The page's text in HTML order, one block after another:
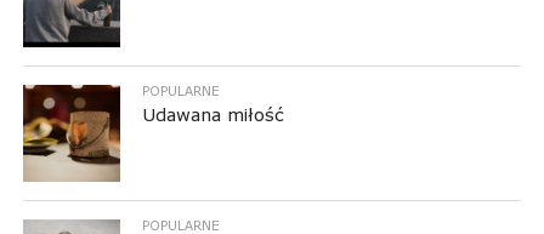
POPULARNE
Udawana miłość
POPULARNE